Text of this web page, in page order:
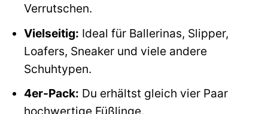
Verrutschen.
Vielseitig: Ideal für Ballerinas, Slipper,
Loafers, Sneaker und viele andere
Schuhtypen.
4er-Pack: Du erhältst gleich vier Paar
hochwertige Füßlinge.